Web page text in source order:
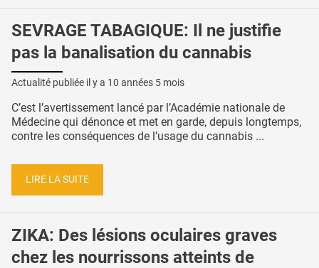
SEVRAGE TABAGIQUE: Il ne justifie
pas la banalisation du cannabis
Actualité publiée il y a 10 années 5 mois
C’est l’avertissement lancé par l’Académie nationale de
Médecine qui dénonce et met en garde, depuis longtemps,
contre les conséquences de l’usage du cannabis ...
LIRE LA SUITE
ZIKA: Des lésions oculaires graves
chez les nourrissons atteints de